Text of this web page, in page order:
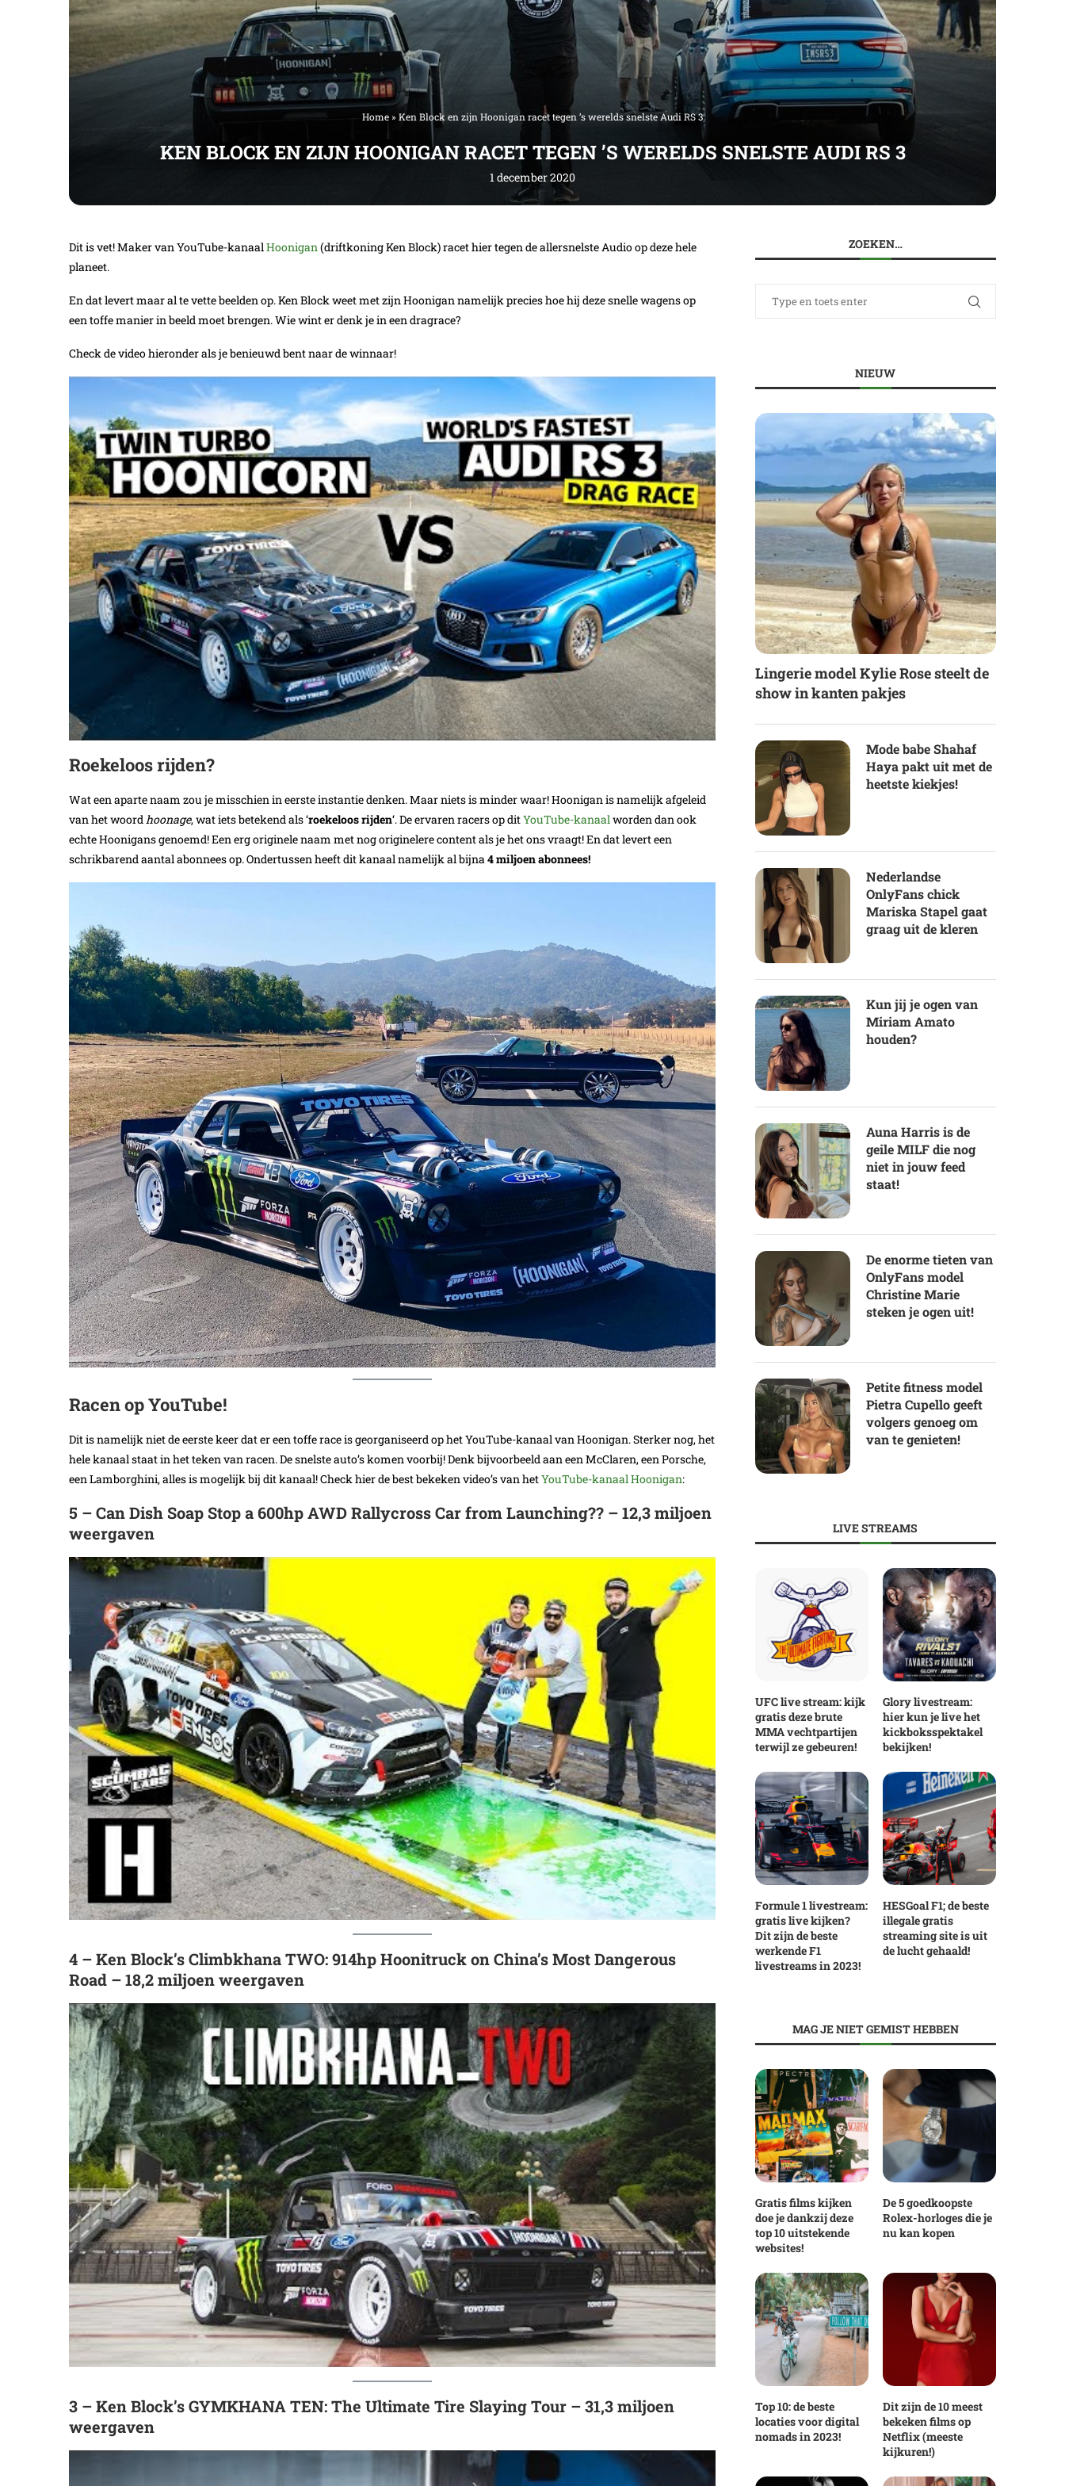
Home»Ken Block en zijn Hoonigan racet tegen ’s werelds snelste Audi RS 3
KEN BLOCK EN ZIJN HOONIGAN RACET TEGEN ’S WERELDS SNELSTE AUDI RS 3
1 december 2020
Dit is vet! Maker van YouTube-kanaalHoonigan(driftkoning Ken Block) racet hier tegen de allersnelste Audio op deze hele
planeet.
En dat levert maar al te vette beelden op. Ken Block weet met zijn Hoonigan namelijk precies hoe hij deze snelle wagens op
een toffe manier in beeld moet brengen. Wie wint er denk je in een dragrace?
Check de video hieronder als je benieuwd bent naar de winnaar!
Roekeloos rijden?
Wat een aparte naam zou je misschien in eerste instantie denken. Maar niets is minder waar! Hoonigan is namelijk afgeleid
van het woord hoonage, wat iets betekend als ‘roekeloos rijden‘. De ervaren racers op ditYouTube-kanaal worden dan ook
echte Hoonigans genoemd! Een erg originele naam met nog originelere content als je het ons vraagt! En dat levert een
schrikbarend aantal abonnees op. Ondertussen heeft dit kanaal namelijk al bijna 4 miljoen abonnees!
Racen op YouTube!
Dit is namelijk niet de eerste keer dat er een toffe race is georganiseerd op het YouTube-kanaal van Hoonigan. Sterker nog, het
hele kanaal staat in het teken van racen. De snelste auto’s komen voorbij! Denk bijvoorbeeld aan een McClaren, een Porsche,
een Lamborghini, alles is mogelijk bij dit kanaal! Check hier de best bekeken video’s van hetYouTube-kanaal Hoonigan:
5 – Can Dish Soap Stop a 600hp AWD Rallycross Car from Launching?? – 12,3 miljoen
weergaven
4 – Ken Block’s Climbkhana TWO: 914hp Hoonitruck on China’s Most Dangerous
Road – 18,2 miljoen weergaven
3 – Ken Block’s GYMKHANA TEN: The Ultimate Tire Slaying Tour – 31,3 miljoen
weergaven
ZOEKEN…
NIEUW
Lingerie model Kylie Rose steelt de
show in kanten pakjes
Mode babe Shahaf
Haya pakt uit met de
heetste kiekjes!
Nederlandse
OnlyFans chick
Mariska Stapel gaat
graag uit de kleren
Kun jij je ogen van
Miriam Amato
houden?
Auna Harris is de
geile MILF die nog
niet in jouw feed
staat!
De enorme tieten van
OnlyFans model
Christine Marie
steken je ogen uit!
Petite fitness model
Pietra Cupello geeft
volgers genoeg om
van te genieten!
LIVE STREAMS
UFC live stream: kijk
gratis deze brute
MMA vechtpartijen
terwijl ze gebeuren!
Glory livestream:
hier kun je live het
kickboksspektakel
bekijken!
Formule 1 livestream:
gratis live kijken?
Dit zijn de beste
werkende F1
livestreams in 2023!
HESGoal F1; de beste
illegale gratis
streaming site is uit
de lucht gehaald!
MAG JE NIET GEMIST HEBBEN
Gratis films kijken
doe je dankzij deze
top 10 uitstekende
websites!
De 5 goedkoopste
Rolex-horloges die je
nu kan kopen
Top 10: de beste
locaties voor digital
nomads in 2023!
Dit zijn de 10 meest
bekeken films op
Netflix (meeste
kijkuren!)